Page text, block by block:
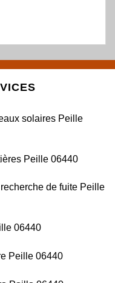
solaires Peille
Peille 06440
de fuite Peille
06440
Peille 06440